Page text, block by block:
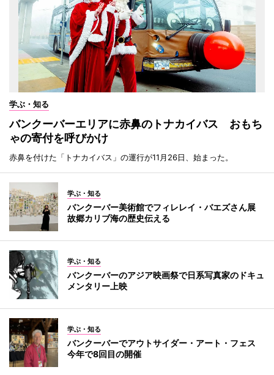
学ぶ・知る
バンクーバーエリアに赤鼻のトナカイバス おもち
ゃの寄付を呼びかけ
赤鼻を付けた「トナカイバス」の運行が11月26日、始まった。
学ぶ・知る
バンクーバー美術館でフィレレイ・バエズさん展
故郷カリブ海の歴史伝える
学ぶ・知る
バンクーバーのアジア映画祭で日系写真家のドキュ
メンタリー上映
学ぶ・知る
バンクーバーでアウトサイダー・アート・フェス
今年で8回目の開催